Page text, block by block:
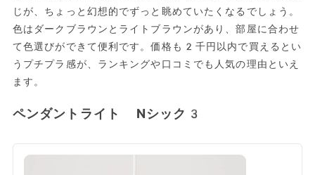
じが、ちょっと幻想的でずっと眺めていたくなるでしょう。
色はダークブラウンとライトブラウンがあり、部屋に合わせ
て色選びができて便利です。価格も2千円以内で買えるとい
うプチプラ感が、ランキングや口コミでも人気の理由といえ
ます。
ペンダントライト Nシック3